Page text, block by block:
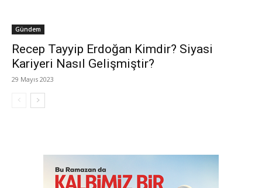
Gündem
Recep Tayyip Erdoğan Kimdir? Siyasi
Kariyeri Nasıl Gelişmiştir?
29 Mayıs 2023